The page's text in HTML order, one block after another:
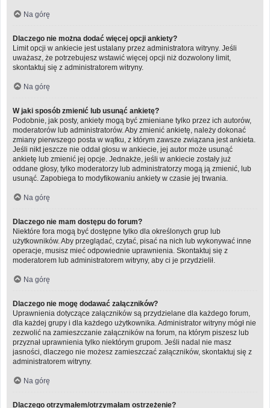
Na górę
Dlaczego nie można dodać więcej opcji ankiety?
Limit opcji w ankiecie jest ustalany przez administratora witryny. Jeśli
uważasz, że potrzebujesz wstawić więcej opcji niż dozwolony limit,
skontaktuj się z administratorem witryny.
Na górę
W jaki sposób zmienić lub usunąć ankietę?
Podobnie, jak posty, ankiety mogą być zmieniane tylko przez ich autorów,
moderatorów lub administratorów. Aby zmienić ankietę, należy dokonać
zmiany pierwszego posta w wątku, z którym zawsze związana jest ankieta.
Jeśli nikt jeszcze nie oddał głosu w ankiecie, jej autor może usunąć
ankietę lub zmienić jej opcje. Jednakże, jeśli w ankiecie zostały już
oddane głosy, tylko moderatorzy lub administratorzy mogą ją zmienić, lub
usunąć. Zapobiega to modyfikowaniu ankiety w czasie jej trwania.
Na górę
Dlaczego nie mam dostępu do forum?
Niektóre fora mogą być dostępne tylko dla określonych grup lub
użytkowników. Aby przeglądać, czytać, pisać na nich lub wykonywać inne
operacje, musisz mieć odpowiednie uprawnienia. Skontaktuj się z
moderatorem lub administratorem witryny, aby ci je przydzielił.
Na górę
Dlaczego nie mogę dodawać załączników?
Uprawnienia dotyczące załączników są przydzielane dla każdego forum,
dla każdej grupy i dla każdego użytkownika. Administrator witryny mógł nie
zezwolić na zamieszczanie załączników na forum, na którym piszesz lub
przyznał uprawnienia tylko niektórym grupom. Jeśli nadal nie masz
jasności, dlaczego nie możesz zamieszczać załączników, skontaktuj się z
administratorem witryny.
Na górę
Dlaczego otrzymałem/otrzymałam ostrzeżenie?